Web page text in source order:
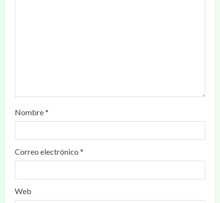
Nombre*
Correo electrónico *
Web